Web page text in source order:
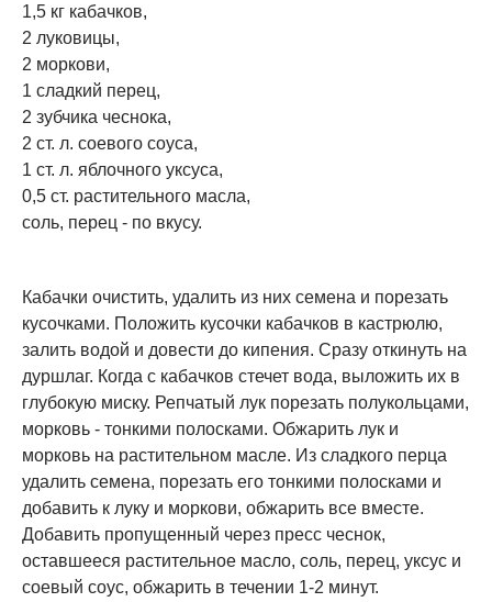
1,5 кг кабачков,
2 луковицы,
2 моркови,
1 сладкий перец,
2 зубчика чеснока,
2 ст. л. соевого соуса,
1 ст. л. яблочного уксуса,
0,5 ст. растительного масла,
соль, перец - по вкусу.
Кабачки очистить, удалить из них семена и порезать
кусочками. Положить кусочки кабачков в кастрюлю,
залить водой и довести до кипения. Сразу откинуть на
дуршлаг. Когда с кабачков стечет вода, выложить их в
глубокую миску. Репчатый лук порезать полукольцами,
морковь - тонкими полосками. Обжарить лук и
морковь на растительном масле. Из сладкого перца
удалить семена, порезать его тонкими полосками и
добавить к луку и моркови, обжарить все вместе.
Добавить пропущенный через пресс чеснок,
оставшееся растительное масло, соль, перец, уксус и
соевый соус, обжарить в течении 1-2 минут.